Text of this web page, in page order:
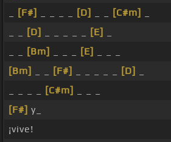
[F#] [D] [C#m]
[D] [E]
[Bm] [E]
[Bm]
[F#] [D]
[C#m]
[F#] y_
¡vive!